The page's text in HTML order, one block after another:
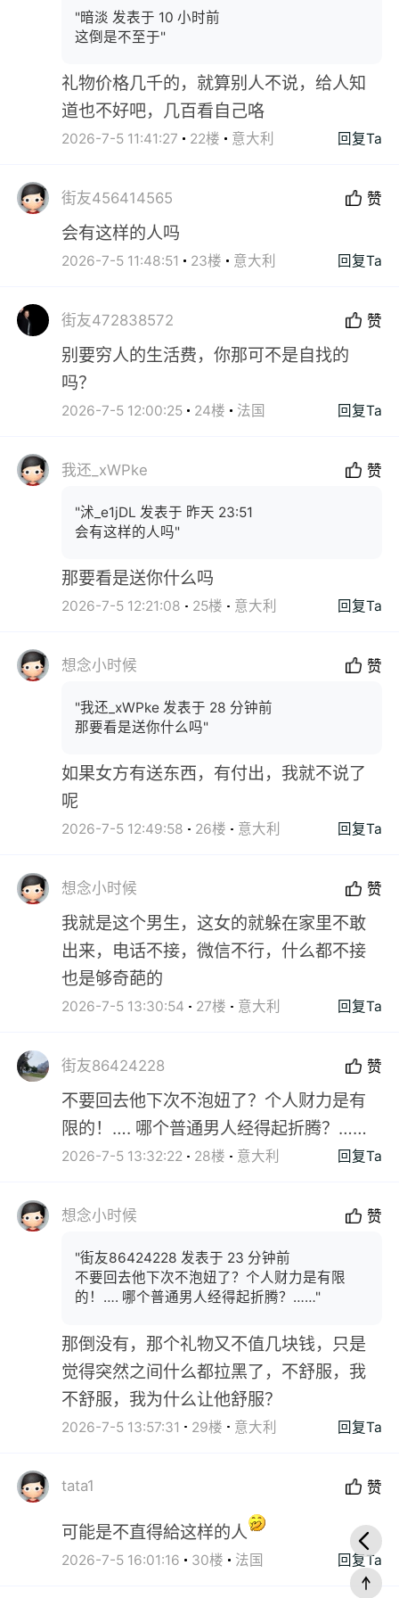
"暗淡 发表于 10 小时前
这倒是不至于"
礼物价格几千的，就算别人不说，给人知
道也不好吧，几百看自己咯
2026-7-5 11:41:27 22楼 意大利 回复Ta
街友456414565 赞
会有这样的人吗
2026-7-5 11:48:51 23楼 意大利 回复Ta
街友472838572 赞
别要穷人的生活费，你那可不是自找的
吗？
2026-7-5 12:00:25 24楼 法国 回复Ta
我还_xWPke 赞
"沭_e1jDL 发表于 昨天 23:51
会有这样的人吗"
那要看是送你什么吗
2026-7-5 12:21:08 25楼 意大利 回复Ta
想念小时候 赞
"我还_xWPke 发表于 28 分钟前
那要看是送你什么吗"
如果女方有送东西，有付出，我就不说了
呢
2026-7-5 12:49:58 26楼 意大利 回复Ta
想念小时候 赞
我就是这个男生，这女的就躲在家里不敢
出来，电话不接，微信不行，什么都不接
也是够奇葩的
2026-7-5 13:30:54 27楼 意大利 回复Ta
街友86424228 赞
不要回去他下次不泡妞了？个人财力是有
限的！…. 哪个普通男人经得起折腾？……
2026-7-5 13:32:22 28楼 意大利 回复Ta
想念小时候 赞
"街友86424228 发表于 23 分钟前
不要回去他下次不泡妞了？个人财力是有限
的！…. 哪个普通男人经得起折腾？……"
那倒没有，那个礼物又不值几块钱，只是
觉得突然之间什么都拉黑了，不舒服，我
不舒服，我为什么让他舒服？
2026-7-5 13:57:31 29楼 意大利 回复Ta
tata1 赞
可能是不直得給这样的人
2026-7-5 16:01:16 30楼 法国 回复Ta